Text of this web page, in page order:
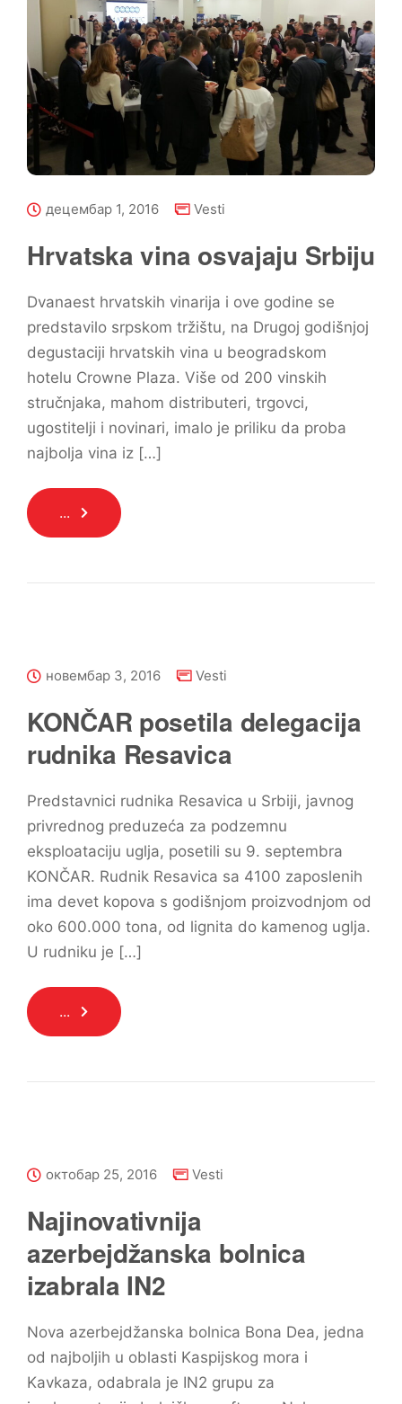
децембар 1, 2016 Vesti
Hrvatska vina osvajaju Srbiju
Dvanaest hrvatskih vinarija i ove godine se
predstavilo srpskom tržištu, na Drugoj godišnjoj
degustaciji hrvatskih vina u beogradskom
hotelu Crowne Plaza. Više od 200 vinskih
stručnjaka, mahom distributeri, trgovci,
ugostitelji i novinari, imalo je priliku da proba
najbolja vina iz […]
...
новембар 3, 2016 Vesti
KONČAR posetila delegacija
rudnika Resavica
Predstavnici rudnika Resavica u Srbiji, javnog
privrednog preduzeća za podzemnu
eksploataciju uglja, posetili su 9. septembra
KONČAR. Rudnik Resavica sa 4100 zaposlenih
ima devet kopova s godišnjom proizvodnjom od
oko 600.000 tona, od lignita do kamenog uglja.
U rudniku je […]
...
октобар 25, 2016 Vesti
Najinovativnija
azerbejdžanska bolnica
izabrala IN2
Nova azerbejdžanska bolnica Bona Dea, jedna
od najboljih u oblasti Kaspijskog mora i
Kavkaza, odabrala je IN2 grupu za